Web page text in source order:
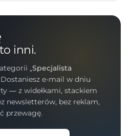
inni.
„Specjalista
Dostaniesz e-mail w dniu
— z widełkami, stackiem
newsletterów, bez reklam,
przewagę.